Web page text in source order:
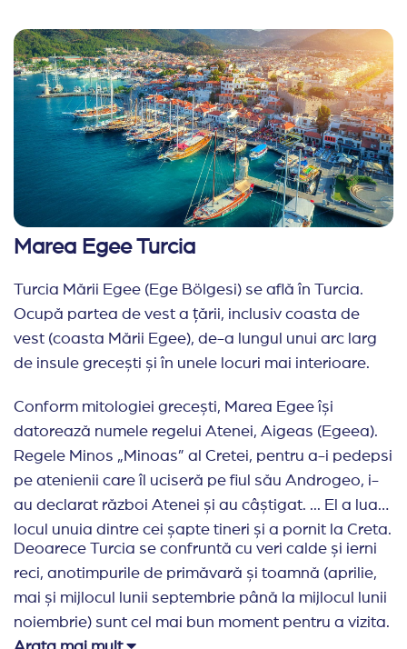
Marea Egee Turcia
Turcia Mării Egee (Ege Bölgesi) se află în Turcia.
Ocupă partea de vest a țării, inclusiv coasta de
vest (coasta Mării Egee), de-a lungul unui arc larg
de insule grecești și în unele locuri mai interioare.
Conform mitologiei grecești, Marea Egee își
datorează numele regelui Atenei, Aigeas (Egeea).
Regele Minos „Minoas” al Cretei, pentru a-i pedepsi
pe atenienii care îl uciseră pe fiul său Androgeo, i-
au declarat război Atenei și au câștigat. ... El a luat
locul unuia dintre cei șapte tineri și a pornit la Creta.
Deoarece Turcia se confruntă cu veri calde și ierni
reci, anotimpurile de primăvară și toamnă (aprilie,
mai și mijlocul lunii septembrie până la mijlocul lunii
noiembrie) sunt cel mai bun moment pentru a vizita.